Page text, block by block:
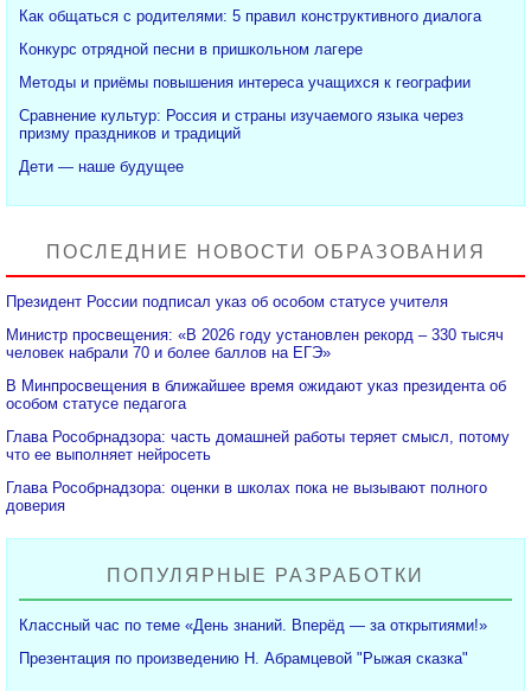
Как общаться с родителями: 5 правил конструктивного диалога
Конкурс отрядной песни в пришкольном лагере
Методы и приёмы повышения интереса учащихся к географии
Сравнение культур: Россия и страны изучаемого языка через
призму праздников и традиций
Дети — наше будущее
ПОСЛЕДНИЕ НОВОСТИ ОБРАЗОВАНИЯ
Президент России подписал указ об особом статусе учителя
Министр просвещения: «В 2026 году установлен рекорд – 330 тысяч
человек набрали 70 и более баллов на ЕГЭ»
В Минпросвещения в ближайшее время ожидают указ президента об
особом статусе педагога
Глава Рособрнадзора: часть домашней работы теряет смысл, потому
что ее выполняет нейросеть
Глава Рособрнадзора: оценки в школах пока не вызывают полного
доверия
ПОПУЛЯРНЫЕ РАЗРАБОТКИ
Классный час по теме «День знаний. Вперёд — за открытиями!»
Презентация по произведению Н. Абрамцевой "Рыжая сказка"